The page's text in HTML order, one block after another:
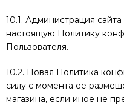
10.1. Администрация
настоящую Политику
Пользователя.
10.2. Новая Политика
силу с момента ее
магазина, если иное не